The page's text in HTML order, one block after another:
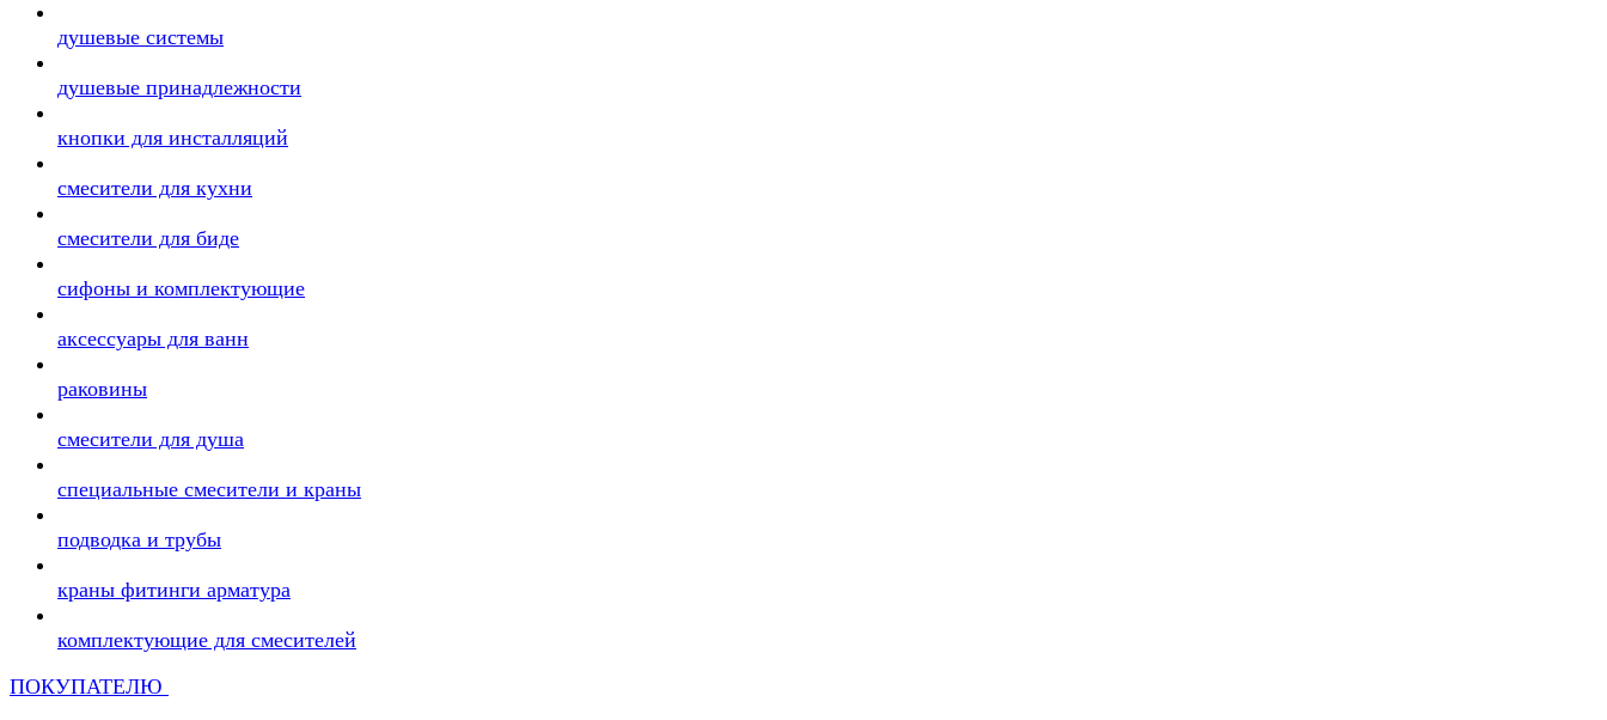
душевые системы
душевые принадлежности
кнопки для инсталляций
смесители для кухни
смесители для биде
сифоны и комплектующие
аксессуары для ванн
раковины
смесители для душа
специальные смесители и краны
подводка и трубы
краны фитинги арматура
комплектующие для смесителей
ПОКУПАТЕЛЮ